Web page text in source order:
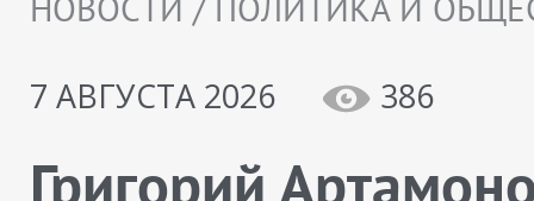
7 АВГУСТА 2026
386
Григорий